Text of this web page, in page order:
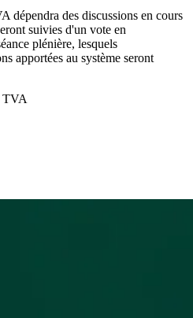
dépendra des discussions en cours
suivies d'un vote en
plénière, lesquels
apportées au système seront
TVA